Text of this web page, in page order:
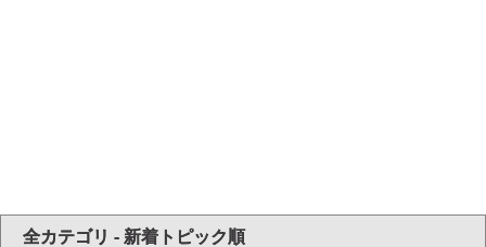
全カテゴリ - 新着トピック順